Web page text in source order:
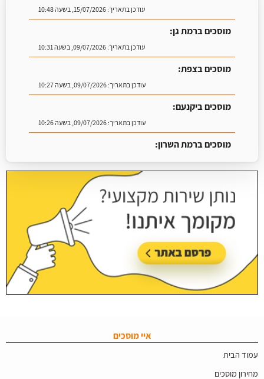
עודכן בתאריך:15/07/2026, בשעה 10:48
מוסכים ברמת גן:
עודכן בתאריך:09/07/2026, בשעה 10:31
מוסכים בצפת:
עודכן בתאריך:09/07/2026, בשעה 10:27
מוסכים ביקנעם:
עודכן בתאריך:09/07/2026, בשעה 10:26
מוסכים ברמת השרון:
עודכן בתאריך:16/07/2026, בשעה 09:07
איי מוסכים
עמוד הבית
מחירון מוסכים